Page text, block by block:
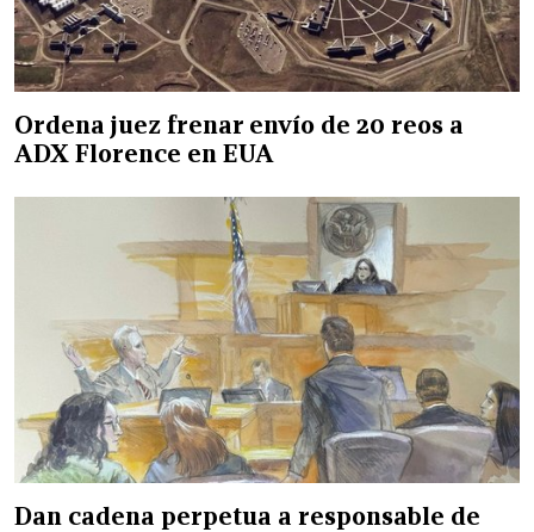
Ordena juez frenar envío de 20 reos a
ADX Florence en EUA
Dan cadena perpetua a responsable de